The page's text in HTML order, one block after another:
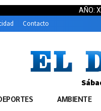
AÑO:
Contacto
AMBIENTE